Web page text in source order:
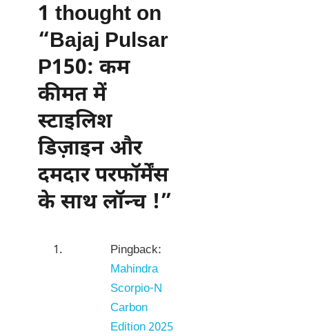
1 thought on
“Bajaj Pulsar
P150: कम
कीमत में
स्टाइलिश
डिज़ाइन और
दमदार परफॉर्मेंस
के साथ लॉन्च !”
Pingback:
Mahindra
Scorpio-N
Carbon
Edition 2025